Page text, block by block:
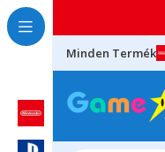
Minden Termék